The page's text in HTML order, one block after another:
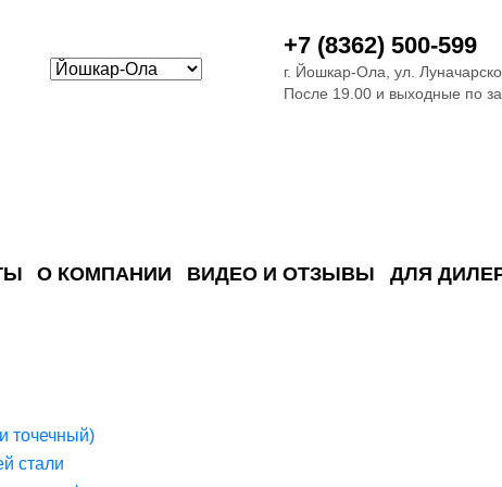
+7 (8362) 500-599
г. Йошкар-Ола, ул.
После 19.00 и выходные по
О КОМПАНИИ ВИДЕО И ОТЗЫВЫ ДЛЯ
точечный)
стали